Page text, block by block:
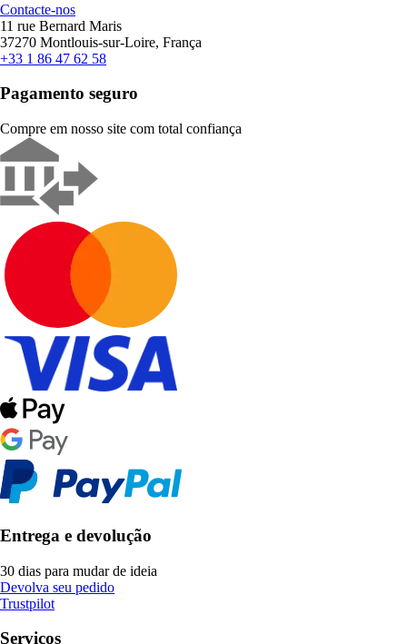
Contacte-nos
11 rue Bernard Maris
37270 Montlouis-sur-Loire, França
+33 1 86 47 62 58
Pagamento seguro
Compre em nosso site com total confiança
Entrega e devolução
30 dias para mudar de ideia
Devolva seu pedido
Trustpilot
Serviços